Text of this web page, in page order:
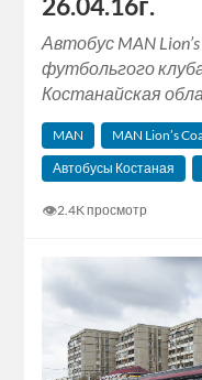
26.04.16г.
Автобус MAN
футбольгого
Костанайская
MAN MAN Lion’s
Автобусы Костаная
👁2.4K просмотр